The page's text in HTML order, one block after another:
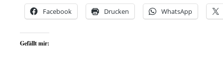
Facebook Drucken WhatsApp
Gefällt mir: